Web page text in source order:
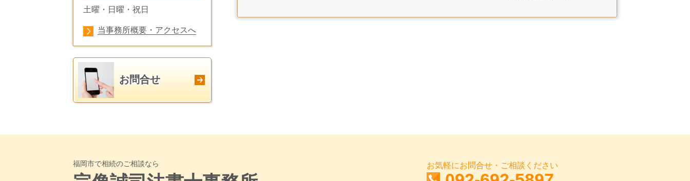
土曜・日曜・祝日
当事務所概要・アクセスへ
お問合せ
福岡市で相続のご相談なら お気軽にお問合せ・ご相談ください